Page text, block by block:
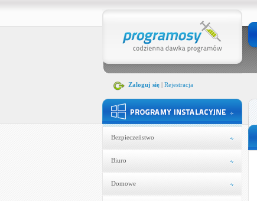
Zaloguj się| Rejestracja
Bezpieczeństwo
Biuro
Domowe